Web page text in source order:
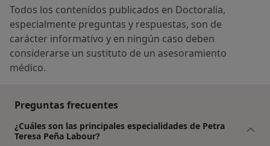
Todos los contenidos publicados en Doctoralia,
especialmente preguntas y respuestas, son de
carácter informativo y en ningún caso deben
considerarse un sustituto de un asesoramiento
médico.
Preguntas frecuentes
¿Cuáles son las principales especialidades de Petra
Teresa Peña Labour?